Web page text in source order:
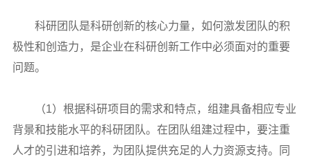
科研团队是科研创新的核心力量，如何激发团队的积
极性和创造力，是企业在科研创新工作中必须面对的重要
问题。
（1）根据科研项目的需求和特点，组建具备相应专业
背景和技能水平的科研团队。在团队组建过程中，要注重
人才的引进和培养，为团队提供充足的人力资源支持。同